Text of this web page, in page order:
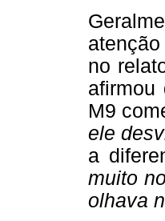
no
afirmou
M9
ele
a
muito
olhava